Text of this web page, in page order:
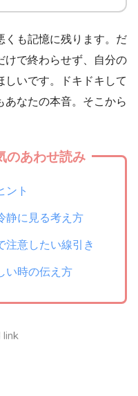
くも記憶に残ります。だ
けで終わらせず、自分の
しいです。ドキドキして
あなたの本音。そこから
のあわせ読み
ント
静に見る考え方
注意したい線引き
い時の伝え方